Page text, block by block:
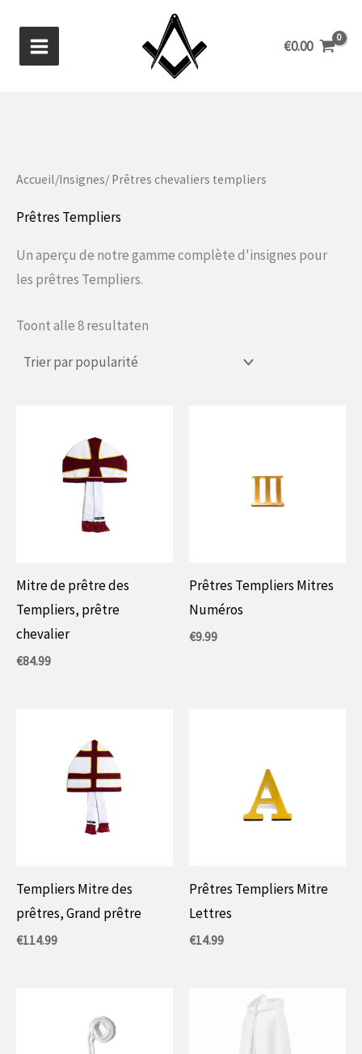
contenu
€0.00
Accueil/Insignes/ Prêtres chevaliers templiers
Prêtres Templiers
Un aperçu de notre gamme complète d'insignes pour
les prêtres Templiers.
Toont alle 8 resultaten
Mitre de prêtre des
Templiers, prêtre
chevalier
€84.99
Prêtres Templiers Mitres
Numéros
€9.99
Templiers Mitre des
prêtres, Grand prêtre
€114.99
Prêtres Templiers Mitre
Lettres
€14.99